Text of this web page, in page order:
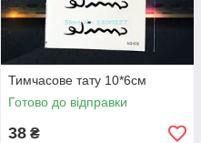
Тимчасове тату 10*6см
Готово до відправки
38 ₴